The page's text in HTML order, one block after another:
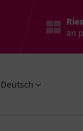
an
Deutsch